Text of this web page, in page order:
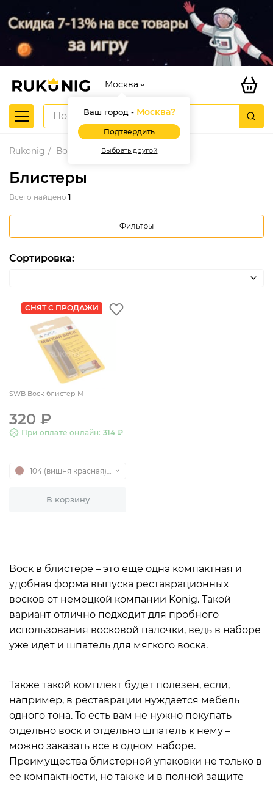
Москва
Ваш город - Москва?
Подтвердить
Выбрать другой
Rukonig Воски Блистеры
Блистеры
Всего найдено 1
Фильтры
Сортировка:
СНЯТ С ПРОДАЖИ
SWB Воск-блистер М
320 ₽
При оплате онлайн: 314 ₽
104 (вишня красная)
В корзину
Воск в блистере – это еще одна компактная и
удобная форма выпуска реставрационных
восков от немецкой компании Konig. Такой
вариант отлично подходит для пробного
использования восковой палочки, ведь в наборе
уже идет и шпатель для мягкого воска.
Также такой комплект будет полезен, если,
например, в реставрации нуждается мебель
одного тона. То есть вам не нужно покупать
отдельно воск и отдельно шпатель к нему –
можно заказать все в одном наборе.
Преимущества блистерной упаковки не только в
ее компактности, но также и в полной защите